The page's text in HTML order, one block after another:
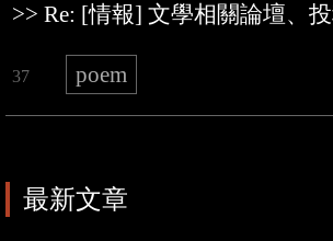
>> Re: [情報] 文學相關論壇、
37 poem
最新文章